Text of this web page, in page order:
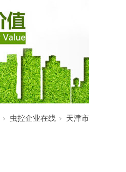
虫控企业在线 天津市